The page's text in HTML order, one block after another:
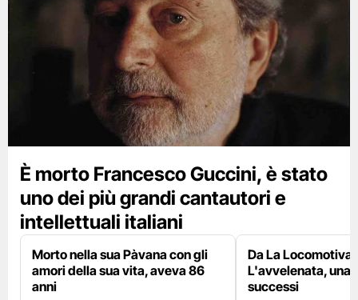
È morto Francesco Guccini, è stato
uno dei più grandi cantautori e
intellettuali italiani
Morto nella sua Pàvana con gli
amori della sua vita, aveva 86
anni
Da La Locomotiva
L'avvelenata, una
successi